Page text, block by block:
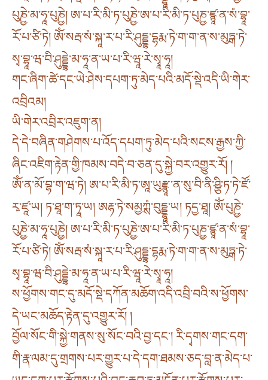
པུཎྱེ་མ་ཧཱ་པུཎྱེ། ཨ་པ་རི་མི་ཏ་པུཎྱེ་ཨ་པ་རི་མི་ཏ་པུཎྱ་ཛྙཱ་ན་སཾ་བྷཱ་
རོ་པ་ཙི་ཏེ། ཨོཾ་སརྦ་སཾ་སྐཱ་ར་པ་རི་ཤུདྡྷ་དྷརྨ་ཏེ་ག་ག་ན་ས་མུཏྒ་ཏེ་
སྭ་བྷཱ་ཝ་བི་ཤུདྡྷེ་མ་ཧཱ་ན་ཡ་པ་རི་ཝཱ་རེ་སྭཱ་ཧཱ།
གང་ཞིག་ཚེ་དང་ཡེ་ཤེས་དཔག་ཏུ་མེད་པའི་མདོ་སྡེ་འདི་ཡི་གེར་
འབྲིའམ།
ཡི་གེར་འབྲིར་འཇུག་ན།
དེ་དེ་བཞིན་གཤེགས་པ་འོད་དཔག་ཏུ་མེད་པའི་སངས་རྒྱས་ཀྱི་
ཞིང་འཇིག་རྟེན་གྱི་ཁམས་བདེ་བ་ཅན་དུ་སྐྱེ་བར་འགྱུར་རོ། །
ཨོཾ་ན་མོ་བྷ་ག་ཝ་ཏེ། ཨ་པ་རི་མི་ཏ་ཨཱ་ཡུརྫྙཱ་ན་སུ་བི་ནི་ཤྩི་ཏ་ཏེ་ཛོ་
རྭ་ཛཱ་ཡ། ཏ་ཐཱ་ག་ཏཱ་ཡ། ཨརྷ་ཏེ་སམྱཀྶཾ་བུདྡྷཱ་ཡ། ཏདྱ་ཐཱ། ཨོཾ་པུཎྱེ་
པུཎྱེ་མ་ཧཱ་པུཎྱེ། ཨ་པ་རི་མི་ཏ་པུཎྱེ་ཨ་པ་རི་མི་ཏ་པུཎྱ་ཛྙཱ་ན་སཾ་བྷཱ་
རོ་པ་ཙི་ཏེ། ཨོཾ་སརྦ་སཾ་སྐཱ་ར་པ་རི་ཤུདྡྷ་དྷརྨ་ཏེ་ག་ག་ན་ས་མུཏྒ་ཏེ་
སྭ་བྷཱ་ཝ་བི་ཤུདྡྷེ་མ་ཧཱ་ན་ཡ་པ་རི་ཝཱ་རེ་སྭཱ་ཧཱ།
ས་ཕྱོགས་གང་དུ་མདོ་སྡེ་དཀོན་མཆོག་འདི་འབྲི་བའི་ས་ཕྱོགས་
དེ་ཡང་མཆོད་རྟེན་དུ་འགྱུར་རོ། །
བྱོལ་སོང་གི་སྐྱེ་གནས་སུ་སོང་བའི་བྱ་དང༌། རི་དྭགས་གང་དག་
གི་རྣ་ལམ་དུ་གྲགས་པར་གྱུར་པ་དེ་དག་ཐམས་ཅད་བླ་ན་མེད་པ་